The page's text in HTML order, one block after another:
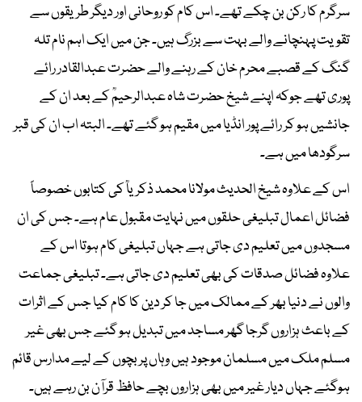
سرگرم کا رکن بن چکے تھے۔ اس کام کو روحانی اور دیگر طریقوں سے
تقویت پہنچانے والے بہت سے بزرگ ہیں۔ جن میں ایک اہم نام تلہ
گنگ کے قصبے محرم خان کے رہنے والے حضرت عبدالقادر رائے
پوری تھے جوکہ اپنے شیخ حضرت شاہ عبدالرحیمؒ کے بعد ان کے
جانشیں ہو کر رائے پور انڈیا میں مقیم ہو گئے تھے۔ البتہ اب ان کی قبر
سرگودھا میں ہے۔
اس کے علاوہ شیخ الحدیث مولانا محمد ذکریاؒ کی کتابوں خصوصاً
فضائل اعمال تبلیغی حلقوں میں نہایت مقبول عام ہے۔ جس کی ان
مسجدوں میں تعلیم دی جاتی ہے جہاں تبلیغی کام ہوتا اس کے
علاوہ فضائل صدقات کی بھی تعلیم دی جاتی ہے۔ تبلیغی جماعت
والوں نے دنیا بھر کے ممالک میں جا کر دین کا کام کیا جس کے اثرات
کے باعث ہزاروں گرجا گھر مساجد میں تبدیل ہو گئے جس بھی غیر
مسلم ملک میں مسلمان موجود ہیں وہاں پر بچوں کے لیے مدارس قائم
ہوگئے جہاں دیار غیر میں بھی ہزاروں بچے حافظ قرآن بن رہے ہیں۔